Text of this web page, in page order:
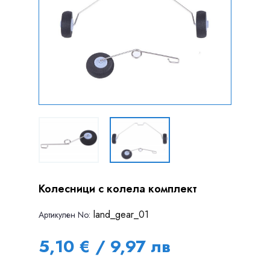
Колесници с колела комплект
Артикулен Nо: land_gear_01
5,10 € / 9,97 лв